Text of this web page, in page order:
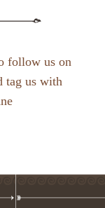
follow us on
tag us with